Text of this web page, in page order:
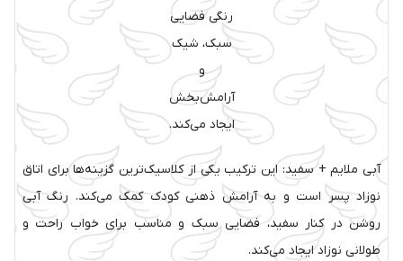
رنگی فضایی
سبک، شیک
و
آرامش‌بخش
ایجاد می‌کند.
آبی ملایم + سفید: این ترکیب یکی از کلاسیک‌ترین گزینه‌ها برای اتاق
نوزاد پسر است و به آرامش ذهنی کودک کمک می‌کند. رنگ آبی
روشن در کنار سفید، فضایی سبک و مناسب برای خواب راحت و
طولانی نوزاد ایجاد می‌کند.